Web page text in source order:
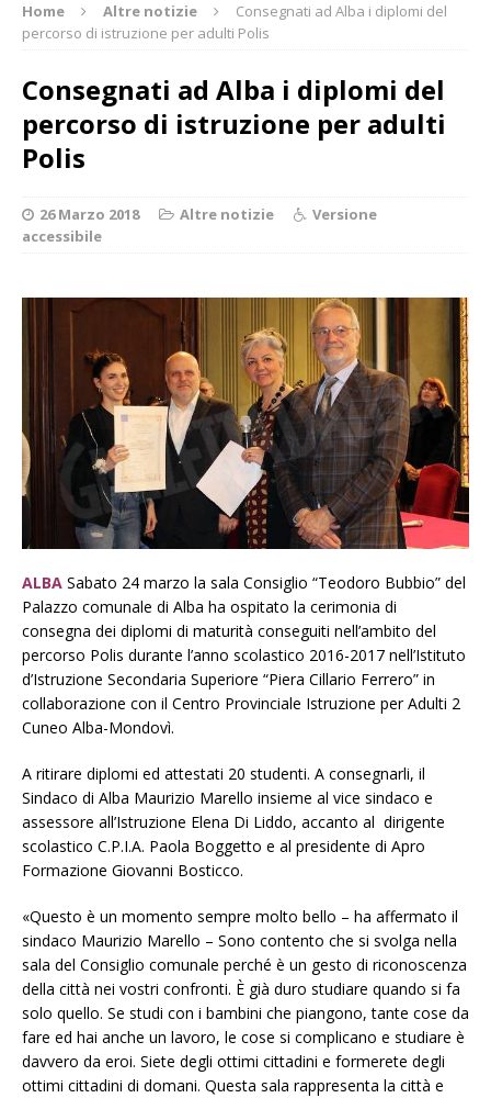
Home Altre notizie
Consegnati ad Alba i diplomi del
percorso di istruzione per adulti Polis
Consegnati ad Alba i diplomi del
percorso di istruzione per adulti
Polis
26 Marzo 2018 Altre notizie
Versione
accessibile
ALBA Sabato 24 marzo la sala Consiglio “Teodoro Bubbio” del
Palazzo comunale di Alba ha ospitato la cerimonia di
consegna dei diplomi di maturità conseguiti nell’ambito del
percorso Polis durante l’anno scolastico 2016-2017 nell’Istituto
d’Istruzione Secondaria Superiore “Piera Cillario Ferrero” in
collaborazione con il Centro Provinciale Istruzione per Adulti 2
Cuneo Alba-Mondovì.
A ritirare diplomi ed attestati 20 studenti. A consegnarli, il
Sindaco di Alba Maurizio Marello insieme al vice sindaco e
assessore all’Istruzione Elena Di Liddo, accanto al dirigente
scolastico C.P.I.A. Paola Boggetto e al presidente di Apro
Formazione Giovanni Bosticco.
«Questo è un momento sempre molto bello – ha affermato il
sindaco Maurizio Marello – Sono contento che si svolga nella
sala del Consiglio comunale perché è un gesto di riconoscenza
della città nei vostri confronti. È già duro studiare quando si fa
solo quello. Se studi con i bambini che piangono, tante cose da
fare ed hai anche un lavoro, le cose si complicano e studiare è
davvero da eroi. Siete degli ottimi cittadini e formerete degli
ottimi cittadini di domani. Questa sala rappresenta la città e